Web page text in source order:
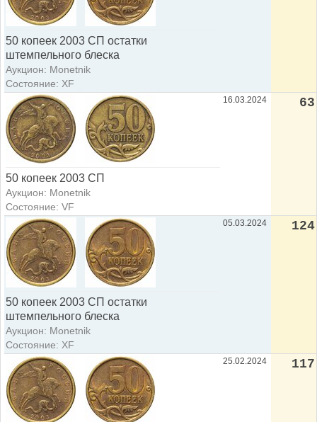
50 копеек 2003 СП остатки
штемпельного блеска
Аукцион: Monetnik
Состояние: XF
50 копеек 2003 СП
Аукцион: Monetnik
Состояние: VF
16.03.2024 63
50 копеек 2003 СП остатки
штемпельного блеска
Аукцион: Monetnik
Состояние: XF
05.03.2024 124
25.02.2024 117